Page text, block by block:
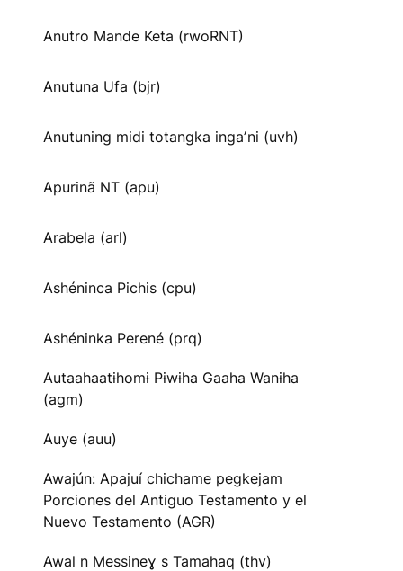
Anutro Mande Keta (rwoRNT)
Anutuna Ufa (bjr)
Anutuning midi totangka ingaʼni (uvh)
Apurinã NT (apu)
Arabela (arl)
Ashéninca Pichis (cpu)
Ashéninka Perené (prq)
Autaahaatɨhomɨ Pɨwɨha Gaaha Wanɨha
(agm)
Auye (auu)
Awajún: Apajuí chichame pegkejam
Porciones del Antiguo Testamento y el
Nuevo Testamento (AGR)
Awal n Messineɣ s Tamahaq (thv)